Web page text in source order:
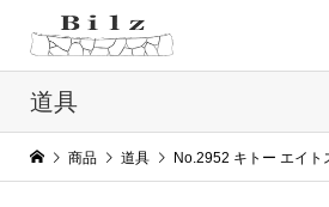
道具
商品 道具 No.2952 キトー エイ